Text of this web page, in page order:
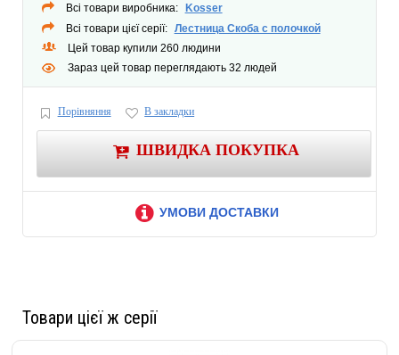
Всі товари виробника:
Kosser
Всі товари цієї серії: Лестница Скоба с полочкой
Цей товар купили 260 людини
Зараз цей товар переглядають 32 людей
Порівняння В закладки
ШВИДКА ПОКУПКА
УМОВИ ДОСТАВКИ
Товари цієї ж серії